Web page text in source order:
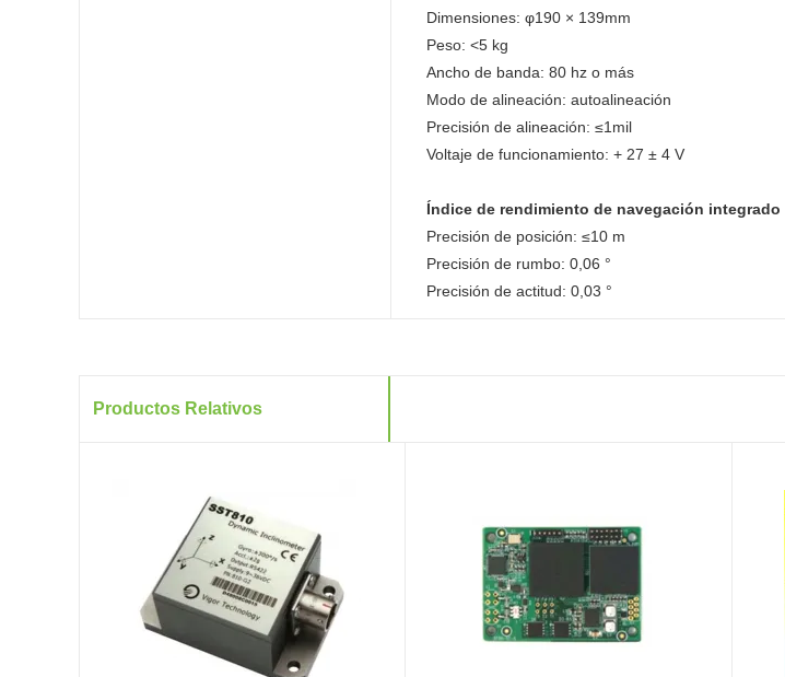
Dimensiones: φ190 × 139mm
Peso: <5 kg
Ancho de banda: 80 hz o más
Modo de alineación: autoalineación
Precisión de alineación: ≤1mil
Voltaje de funcionamiento: + 27 ± 4 V
Índice de rendimiento de navegación integrado
Precisión de posición: ≤10 m
Precisión de rumbo: 0,06 °
Precisión de actitud: 0,03 °
Productos Relativos